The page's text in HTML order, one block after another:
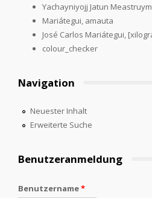
Yachayniyojj Jatun
Mariátegui, amauta
José Carlos Mariátegui,
colour_checker
Navigation
Neuester Inhalt
Erweiterte Suche
Benutzeranmeldung
Benutzername*